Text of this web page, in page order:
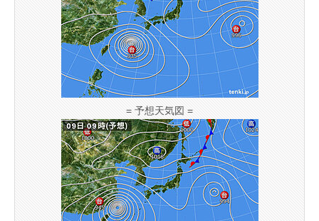
= 予想天気図 =